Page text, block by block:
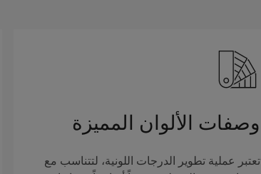
وصفات الألوان المميزة
تعتبر عملية تطوير الدرجات اللونية، لتتناسب مع